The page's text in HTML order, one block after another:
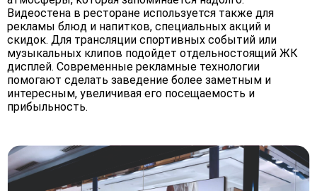
Видеостена в ресторане используется также для
рекламы блюд и напитков, специальных акций и
скидок. Для трансляции спортивных событий или
музыкальных клипов подойдет отдельностоящий ЖК
дисплей. Современные рекламные технологии
помогают сделать заведение более заметным и
интересным, увеличивая его посещаемость и
прибыльность.